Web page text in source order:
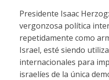
Presidente Isaac
vergonzosa política
repetidamente como
Israel, esté siendo
internacionales para
israelíes de la única